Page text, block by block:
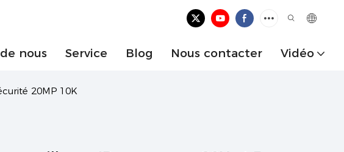
nous Service Blog Nous contacter Vidéo
20MP 10K